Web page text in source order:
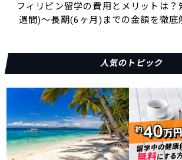
フィリピン留学の費用とメリットは？
週間)〜長期(6ヶ月)までの金額を徹底
人気のトピック